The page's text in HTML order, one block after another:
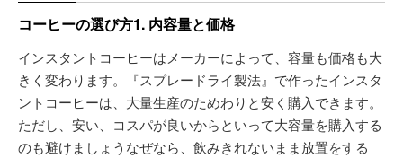
コーヒーの選び方1. 内容量と価格
インスタントコーヒーはメーカーによって、容量も価格も大
きく変わります。『スプレードライ製法』で作ったインスタ
ントコーヒーは、大量生産のためわりと安く購入できます。
ただし、安い、コスパが良いからといって大容量を購入する
のも避けましょうなぜなら、飲みきれないまま放置をする